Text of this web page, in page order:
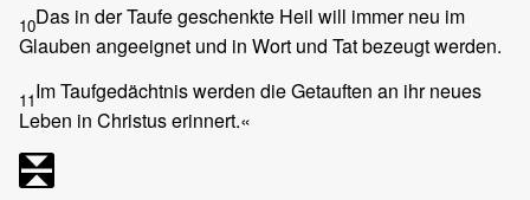
10Das in der Taufe geschenkte Heil will immer neu im
Glauben angeeignet und in Wort und Tat bezeugt werden.
11Im Taufgedächtnis werden die Getauften an ihr neues
Leben in Christus erinnert.«